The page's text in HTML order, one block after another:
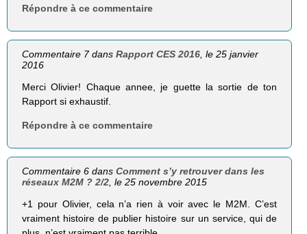
Répondre à ce commentaire
Commentaire 7 dansRapport CES 2016 , le 25 janvier
2016
Merci Olivier! Chaque annee, je guette la sortie de ton
Rapport si exhaustif.
Répondre à ce commentaire
Commentaire 6 dansComment s’y retrouver dans les
réseaux M2M ? 2/2, le 25 novembre 2015
+1 pour Olivier, cela n’a rien à voir avec le M2M. C’est
vraiment histoire de publier histoire sur un service, qui de